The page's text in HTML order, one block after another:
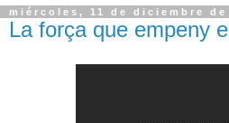
miércoles, 11 de diciembre de
La força que empeny